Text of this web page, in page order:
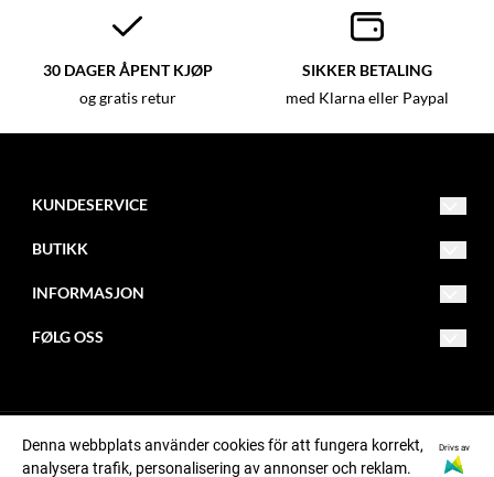
30 DAGER ÅPENT KJØP
og gratis retur
SIKKER BETALING
med Klarna eller Paypal
KUNDESERVICE
012 - 345 67 89
Adresse 123
123 45
BUTIKK
Logg inn
INFORMASJON
Nyhetsbrev
Om informasjonskapsler
FØLG OSS
Instagram
Pinterest© Opphavsrettsselskap, org.nummer xxxxxx-xxxx
Denna webbplats använder cookies för att fungera korrekt,
analysera trafik, personalisering av annonser och reklam.
Drivs av